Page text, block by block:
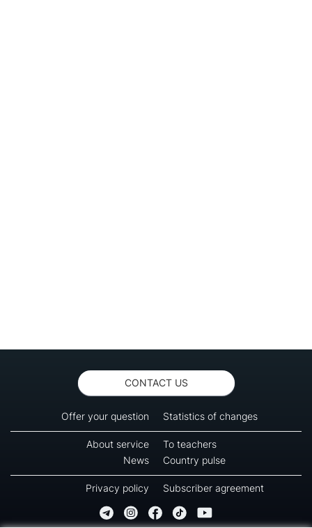
CONTACT US
Offer your question Statistics of changes
About service
To teachers
News
Country pulse
Privacy policy Subscriber agreement